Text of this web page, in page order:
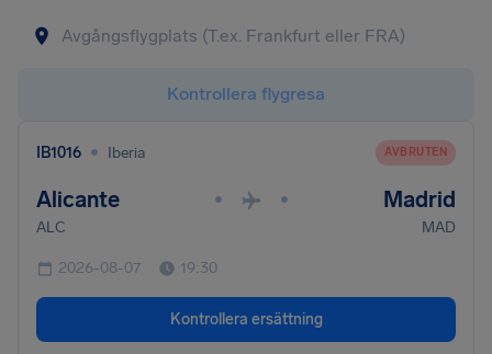
Kontrollera flygresa
IB1016 • Iberia AVBRUTEN
Alicante • • Madrid
ALC MAD
2026-08-07 19:30
Kontrollera ersättning